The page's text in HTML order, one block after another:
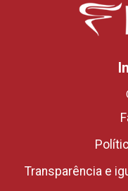
Transparência e